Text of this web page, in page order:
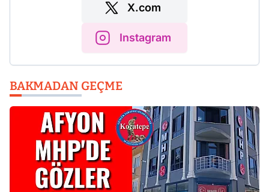
X.com
Instagram
BAKMADAN GEÇME